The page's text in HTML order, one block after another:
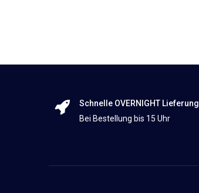
Schnelle OVERNIGHT Lieferung
Bei Bestellung bis 15 Uhr